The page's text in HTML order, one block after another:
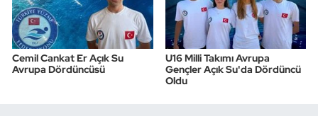
Cemil Cankat Er Açık Su
Avrupa Dördüncüsü
U16 Milli Takımı Avrupa
Gençler Açık Su'da Dördüncü
Oldu